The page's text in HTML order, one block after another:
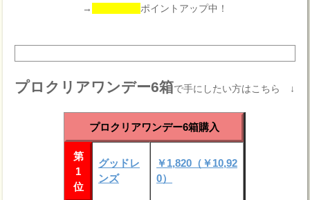
→
ポイントアップ中！
プロクリアワンデー6箱で手にしたい方はこちら ↓
プロクリアワンデー6箱購入
第
1
位
グッドレ
ンズ
￥1,820（￥10,92
0）